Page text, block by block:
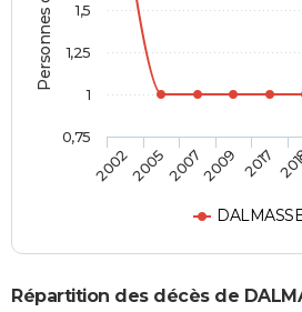
2002200520072009 2017
0,75
1
1,25
1,5
Répartition des décès de